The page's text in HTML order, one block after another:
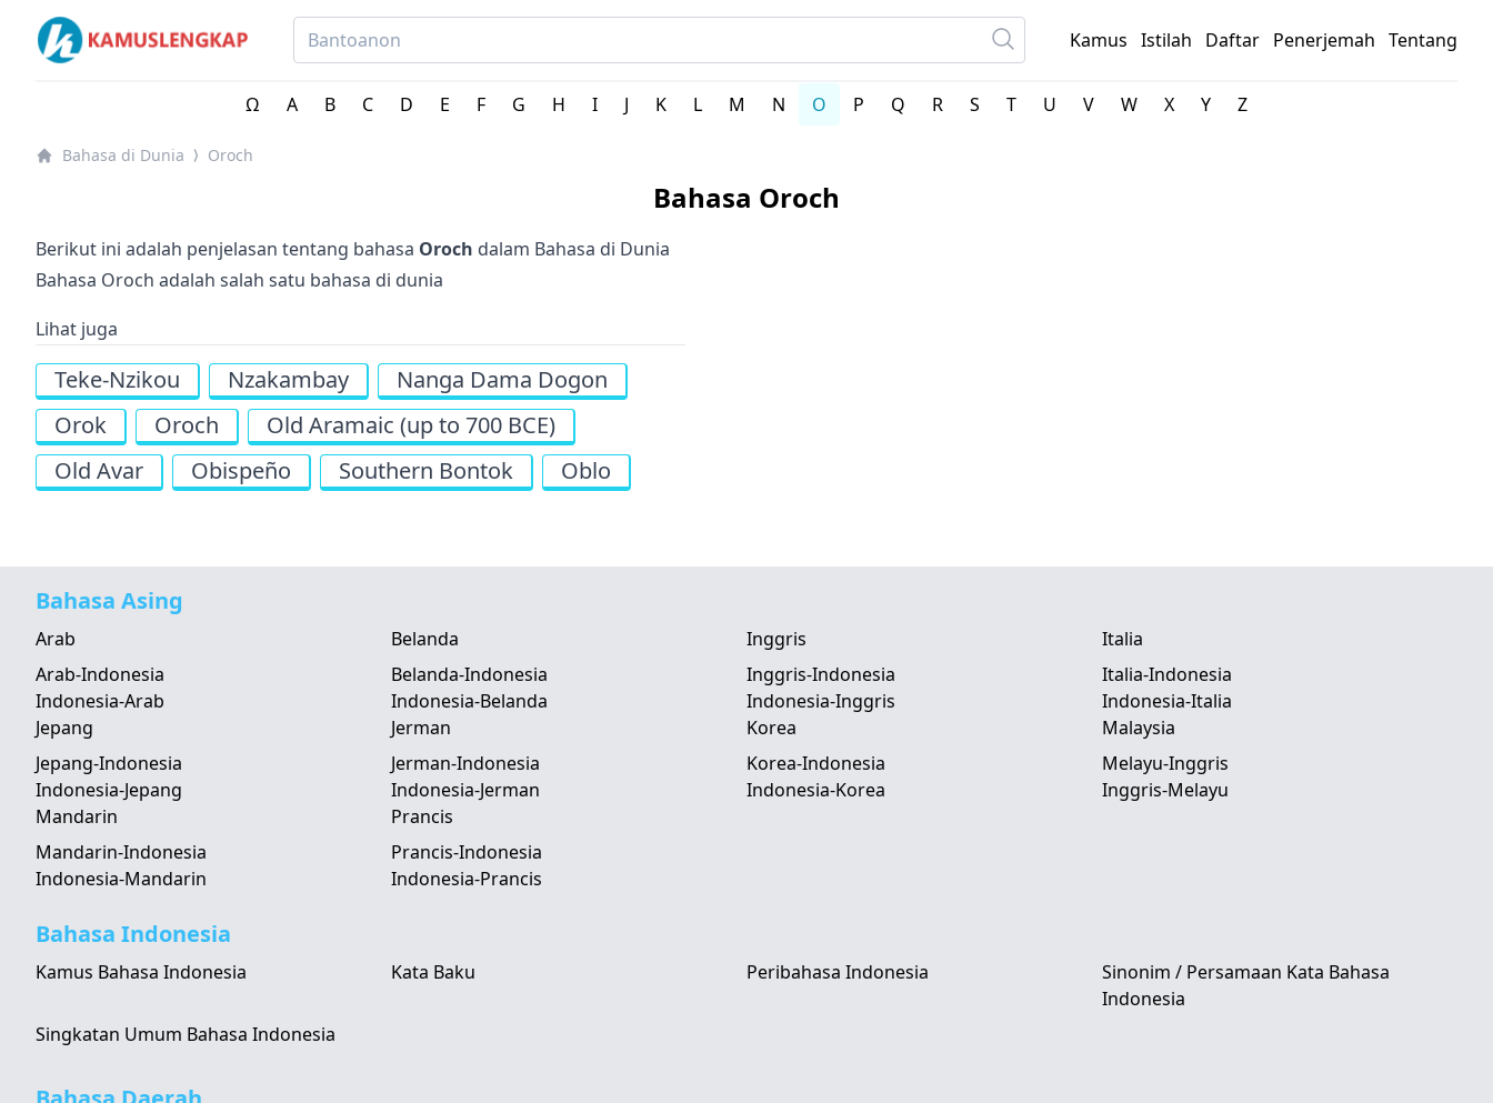
Bahasa-bahasa di Seluruh Dunia
Kamus Istilah Daftar Penerjemah Tentang
Ω A B C D E F G H I J K L M N O P Q R S T U V W X Y Z
Bahasa di Dunia ⟩ Oroch
Bahasa Oroch
Berikut ini adalah penjelasan tentang bahasa Oroch dalam Bahasa di Dunia
Bahasa Oroch adalah salah satu bahasa di dunia
Lihat juga
Teke-Nzikou Nzakambay
Nanga Dama Dogon
Orok
Oroch
Old Aramaic (up to 700 BCE)
Old Avar
Obispeño Southern Bontok Oblo
Bahasa Asing
Arab
Arab-Indonesia
Indonesia-Arab
Belanda
Belanda-Indonesia
Indonesia-Belanda
Inggris
Inggris-Indonesia
Indonesia-Inggris
Italia
Italia-Indonesia
Indonesia-Italia
Jepang
Jepang-Indonesia
Indonesia-Jepang
Jerman
Jerman-Indonesia
Indonesia-Jerman
Korea
Korea-Indonesia
Indonesia-Korea
Malaysia
Melayu-Inggris
Inggris-Melayu
Mandarin
Mandarin-Indonesia
Indonesia-Mandarin
Prancis
Prancis-Indonesia
Indonesia-Prancis
Bahasa Indonesia
Kamus Bahasa Indonesia Kata Baku Peribahasa Indonesia
Sinonim / Persamaan Kata Bahasa
Indonesia
Singkatan Umum Bahasa Indonesia